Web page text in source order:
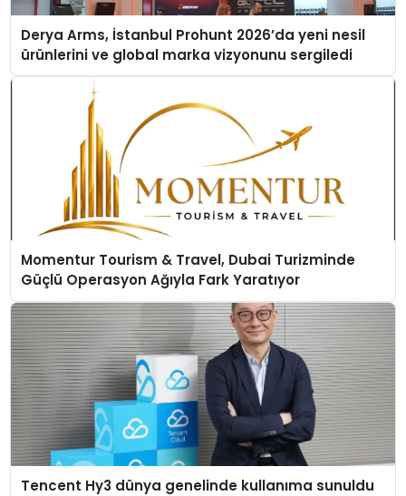
Derya Arms, İstanbul Prohunt 2026’da yeni nesil
ürünlerini ve global marka vizyonunu sergiledi
Momentur Tourism & Travel, Dubai Turizminde
Güçlü Operasyon Ağıyla Fark Yaratıyor
Tencent Hy3 dünya genelinde kullanıma sunuldu